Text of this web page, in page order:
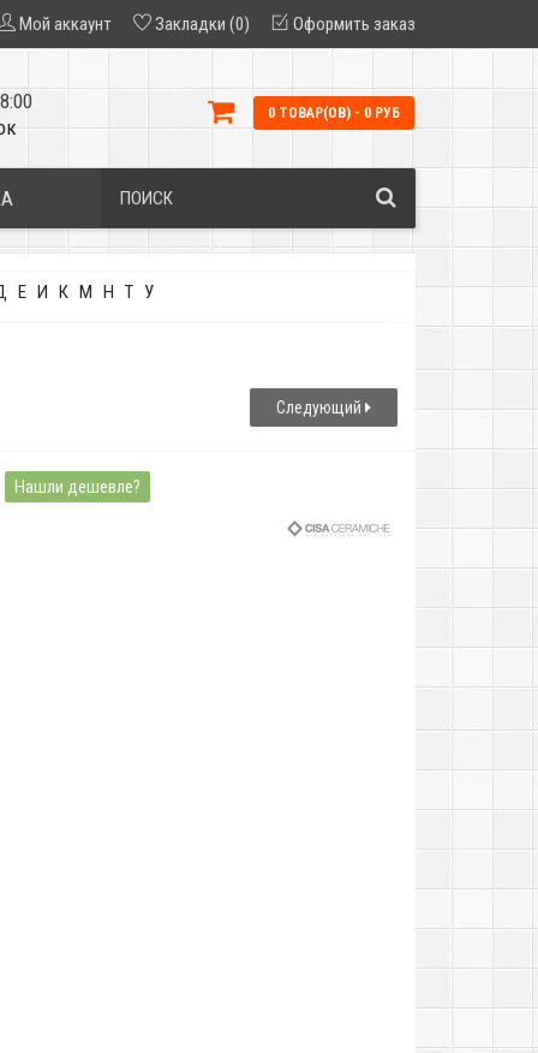
Мой аккаунт Закладки (0) Оформить заказ
0 ТОВАР(ОВ) - 0 РУБ
Е И К М Н Т У
Следующий
Нашли дешевле?